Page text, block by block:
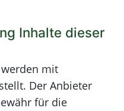
Inhalte dieser
mit
Der Anbieter
für die